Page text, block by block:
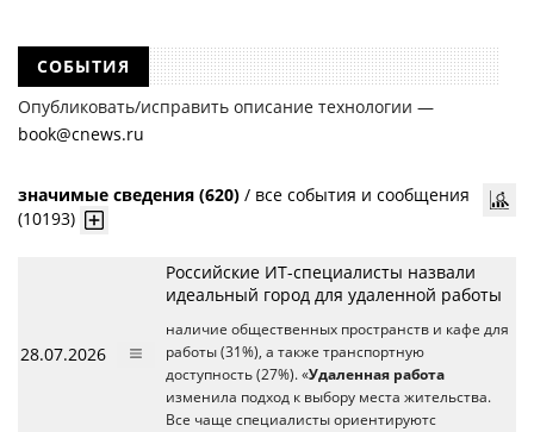
СОБЫТИЯ
Опубликовать/исправить описание технологии —
book@cnews.ru
значимые сведения (620) / все события и сообщения
(10193)
28.07.2026
Российские ИТ-специалисты назвали
идеальный город для удаленной работы
наличие общественных пространств и кафе для
работы (31%), а также транспортную
доступность (27%). «Удаленная работа
изменила подход к выбору места жительства.
Все чаще специалисты ориентируютс